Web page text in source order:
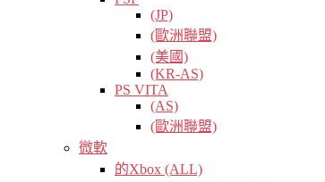
(JP)
(歐洲聯盟)
(美國)
(KR-AS)
PS VITA
(AS)
(歐洲聯盟)
微軟
的Xbox (ALL)